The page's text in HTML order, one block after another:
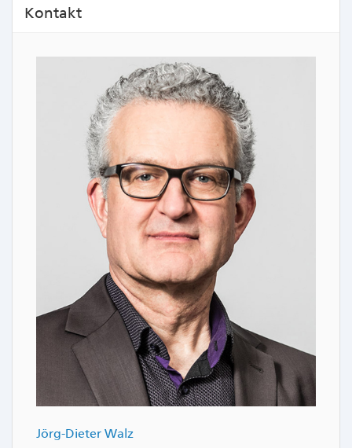
Kontakt
Jörg-Dieter Walz